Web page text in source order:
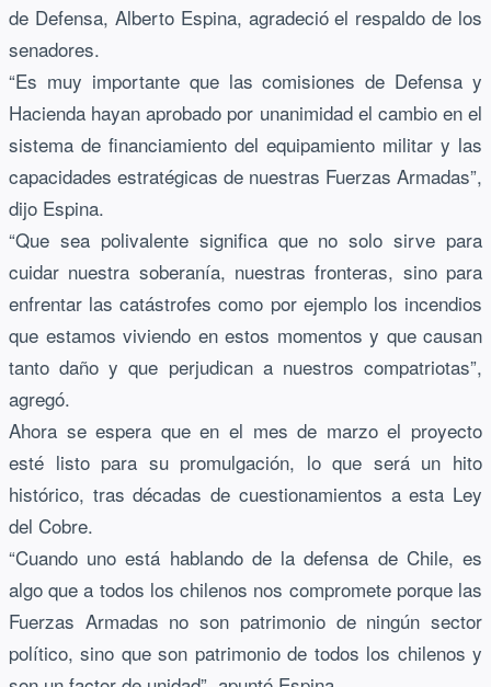
de Defensa, Alberto Espina, agradeció el respaldo de los
senadores.
“Es muy importante que las comisiones de Defensa y
Hacienda hayan aprobado por unanimidad el cambio en el
sistema de financiamiento del equipamiento militar y las
capacidades estratégicas de nuestras Fuerzas Armadas”,
dijo Espina.
“Que sea polivalente significa que no solo sirve para
cuidar nuestra soberanía, nuestras fronteras, sino para
enfrentar las catástrofes como por ejemplo los incendios
que estamos viviendo en estos momentos y que causan
tanto daño y que perjudican a nuestros compatriotas”,
agregó.
Ahora se espera que en el mes de marzo el proyecto
esté listo para su promulgación, lo que será un hito
histórico, tras décadas de cuestionamientos a esta Ley
del Cobre.
“Cuando uno está hablando de la defensa de Chile, es
algo que a todos los chilenos nos compromete porque las
Fuerzas Armadas no son patrimonio de ningún sector
político, sino que son patrimonio de todos los chilenos y